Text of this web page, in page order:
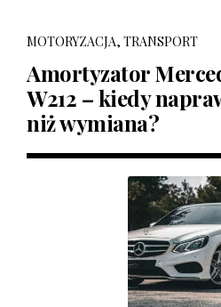
MOTORYZACJA, TRANSPORT
Amortyzator
W212 – kiedy
niż wymiana?